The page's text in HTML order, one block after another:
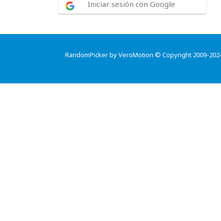
Iniciar sesión con Google
RandomPicker by VeroMotion © Copyright 2009-